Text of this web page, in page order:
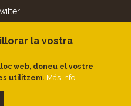
la vostra
web, doneu el vostre
utilitzem. Más info